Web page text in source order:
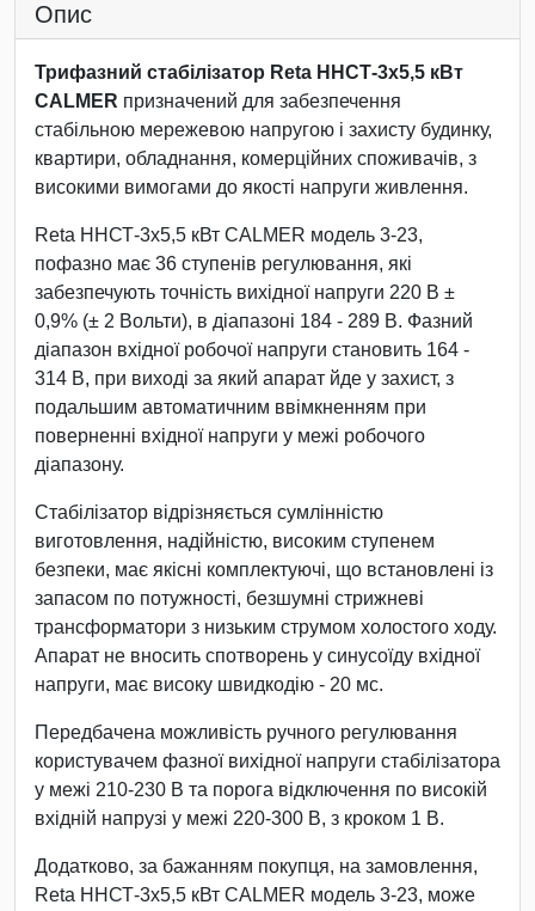
Опис
Трифазний стабілізатор Reta ННСТ-3х5,5 кВт
CALMER призначений для забезпечення
стабільною мережевою напругою і захисту будинку,
квартири, обладнання, комерційних споживачів, з
високими вимогами до якості напруги живлення.
Reta ННСТ-3х5,5 кВт CALMER модель 3-23,
пофазно має 36 ступенів регулювання, які
забезпечують точність вихідної напруги 220 В ±
0,9% (± 2 Вольти), в діапазоні 184 - 289 В. Фазний
діапазон вхідної робочої напруги становить 164 -
314 В, при виході за який апарат йде у захист, з
подальшим автоматичним ввімкненням при
поверненні вхідної напруги у межі робочого
діапазону.
Стабілізатор відрізняється сумлінністю
виготовлення, надійністю, високим ступенем
безпеки, має якісні комплектуючі, що встановлені із
запасом по потужності, безшумні стрижневі
трансформатори з низьким струмом холостого ходу.
Апарат не вносить спотворень у синусоїду вхідної
напруги, має високу швидкодію - 20 мс.
Передбачена можливість ручного регулювання
користувачем фазної вихідної напруги стабілізатора
у межі 210-230 В та порога відключення по високій
вхідній напрузі у межі 220-300 В, з кроком 1 В.
Додатково, за бажанням покупця, на замовлення,
Reta ННСТ-3х5,5 кВт CALMER модель 3-23, може